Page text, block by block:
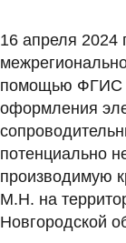
16 апреля 2024
помощью ФГИС
оформления
потенциально
производимую
М.Н. на
Новгородской